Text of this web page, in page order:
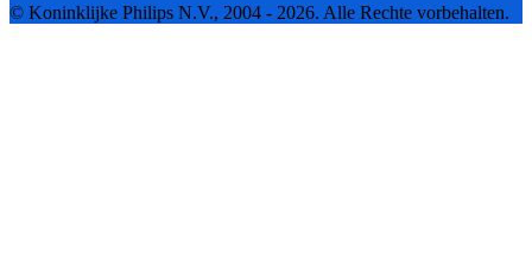
© Koninklijke Philips N.V., 2004 - 2026. Alle Rechte vorbehalten.